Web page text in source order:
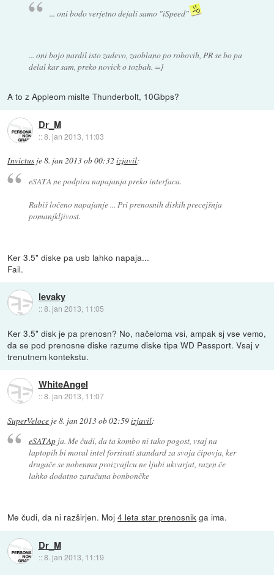
... oni bodo verjetno dejali samo "iSpeed"
... oni bojo nardil isto zadevo, zaoblano po robovih, PR se bo pa
delal kar sam, preko novick o tozbah. =]
A to z Appleom mislte Thunderbolt, 10Gbps?
Dr_M
::8. jan 2013, 11:03
Invictus je8. jan 2013 ob 00:32 izjavil:
eSATA ne podpira napajanja preko interfaca.
Rabiš ločeno napajanje ... Pri prenosnih diskih precejšnja
pomanjkljivost.
Ker 3.5" diske pa usb lahko napaja...
Fail.
levaky
::8. jan 2013, 11:05
Ker 3.5" disk je pa prenosn? No, načeloma vsi, ampak sj vse vemo,
da se pod prenosne diske razume diske tipa WD Passport. Vsaj v
trenutnem kontekstu.
WhiteAngel
::8. jan 2013, 11:07
SuperVeloce je8. jan 2013 ob 02:59izjavil:
eSATApja. Me čudi, da ta kombo ni tako pogost, vsaj na
laptopih bi moral intel forsirati standard za svoja čipovja, ker
drugače se nobenmu proizvajlcu ne ljubi ukvarjat, razen če
lahko dodatno zaračuna bonbončke
Me čudi, da ni razširjen. Moj4 leta star prenosnik ga ima.
Dr_M
::8. jan 2013, 11:19